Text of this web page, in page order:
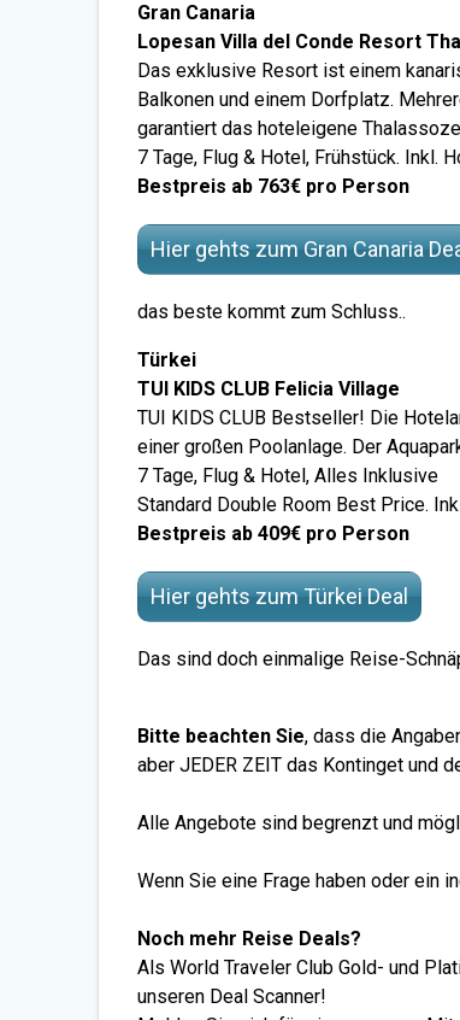
Gran Canaria
Lopesan Villa del Conde Resort
Das exklusive Resort ist einem
Balkonen und einem Dorfplatz.
garantiert das hoteleigene
7 Tage, Flug & Hotel, Frühstück. Inkl.
Bestpreis ab 763€ pro Person
Hier gehts zum Gran Canaria
das beste kommt zum Schluss..
Türkei
TUI KIDS CLUB Felicia Village
TUI KIDS CLUB Bestseller! Die
einer großen Poolanlage. Der
7 Tage, Flug & Hotel, Alles Inklusive
Standard Double Room Best Price.
Bestpreis ab 409€ pro Person
Hier gehts zum Türkei Deal
Das sind doch einmalige Reise-
Bitte beachten Sie, dass die
aber JEDER ZEIT das Kontinget und
Alle Angebote sind begrenzt und
Wenn Sie eine Frage haben oder ein
Noch mehr Reise Deals?
Als World Traveler Club Gold- und
unseren Deal Scanner!